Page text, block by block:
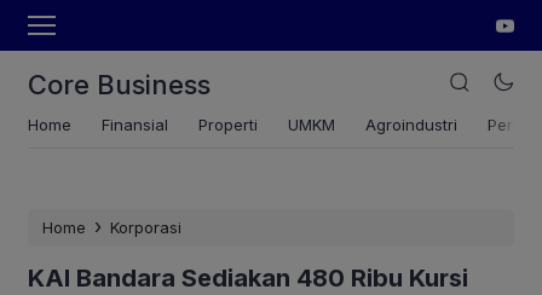
Core Business
Home Finansial Properti UMKM Agroindustri
Home › Korporasi
KAI Bandara Sediakan 480 Ribu Kursi